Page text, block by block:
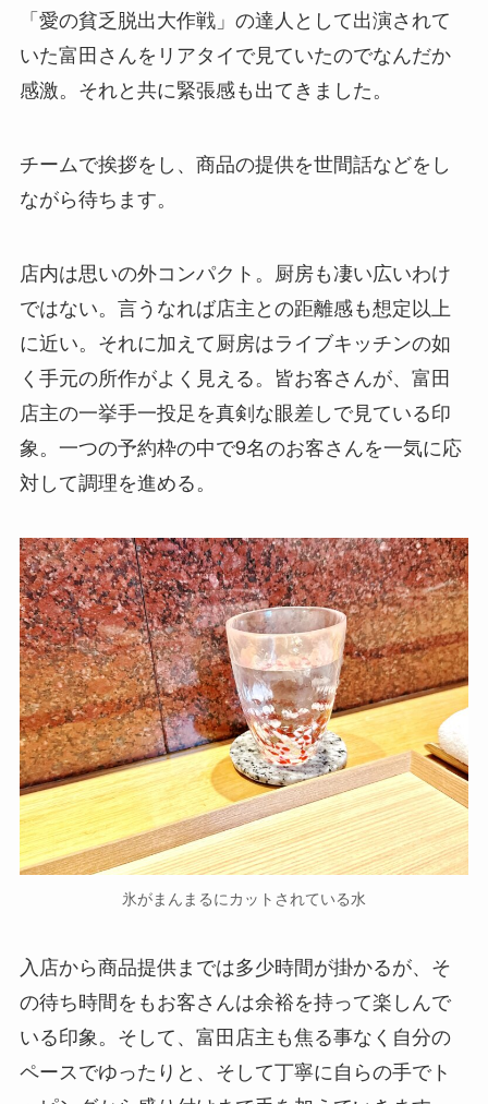
「愛の貧乏脱出大作戦」の達人として出演されて
いた富田さんをリアタイで見ていたのでなんだか
感激。それと共に緊張感も出てきました。
チームで挨拶をし、商品の提供を世間話などをし
ながら待ちます。
店内は思いの外コンパクト。厨房も凄い広いわけ
ではない。言うなれば店主との距離感も想定以上
に近い。それに加えて厨房はライブキッチンの如
く手元の所作がよく見える。皆お客さんが、富田
店主の一挙手一投足を真剣な眼差しで見ている印
象。一つの予約枠の中で9名のお客さんを一気に応
対して調理を進める。
氷がまんまるにカットされている水
入店から商品提供までは多少時間が掛かるが、そ
の待ち時間をもお客さんは余裕を持って楽しんで
いる印象。そして、富田店主も焦る事なく自分の
ペースでゆったりと、そして丁寧に自らの手でト